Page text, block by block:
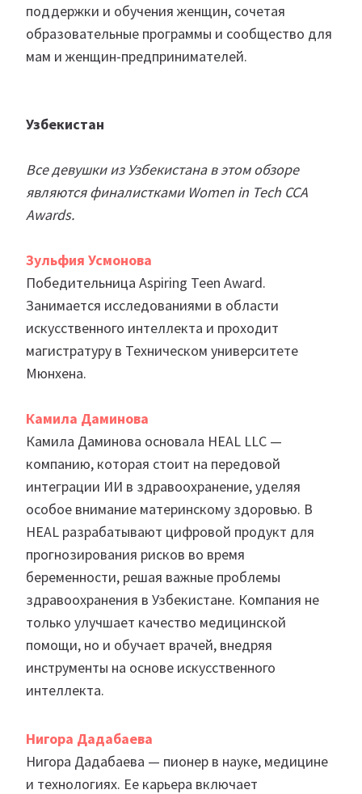
поддержки и обучения женщин, сочетая
образовательные программы и сообщество для
мам и женщин-предпринимателей.
Узбекистан
Все девушки из Узбекистана в этом обзоре
являются финалистками Women in Tech CCA
Awards.
Зульфия Усмонова
Победительница Aspiring Teen Award.
Занимается исследованиями в области
искусственного интеллекта и проходит
магистратуру в Техническом университете
Мюнхена.
Камила Даминова
Камила Даминова основала HEAL LLC —
компанию, которая стоит на передовой
интеграции ИИ в здравоохранение, уделяя
особое внимание материнскому здоровью. В
HEAL разрабатывают цифровой продукт для
прогнозирования рисков во время
беременности, решая важные проблемы
здравоохранения в Узбекистане. Компания не
только улучшает качество медицинской
помощи, но и обучает врачей, внедряя
инструменты на основе искусственного
интеллекта.
Нигора Дадабаева
Нигора Дадабаева — пионер в науке, медицине
и технологиях. Ее карьера включает